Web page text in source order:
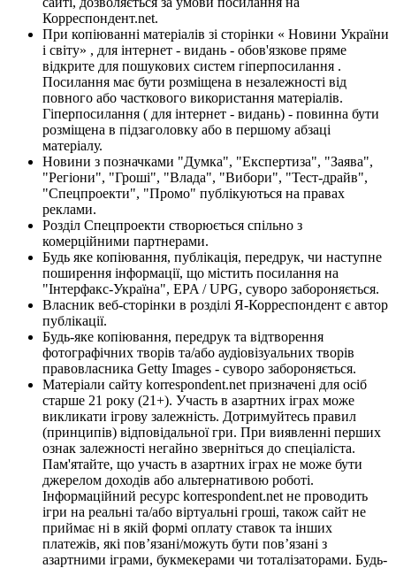
Корреспондент.net.
При копіюванні матеріалів зі сторінки « Новини України
і світу» , для інтернет - видань - обов'язкове пряме
відкрите для пошукових систем гіперпосилання .
Посилання має бути розміщена в незалежності від
повного або часткового використання матеріалів.
Гіперпосилання ( для інтернет - видань) - повинна бути
розміщена в підзаголовку або в першому абзаці
матеріалу.
Новини з позначками "Думка", "Експертиза", "Заява",
"Регіони", "Гроші", "Влада", "Вибори", "Тест-драйв",
"Спецпроекти", "Промо" публікуються на правах
реклами.
Розділ Спецпроекти створюється спільно з
комерційними партнерами.
Будь яке копіювання, публікація, передрук, чи наступне
поширення інформації, що містить посилання на
"Інтерфакс-Україна", EPA / UPG, суворо забороняється.
Власник веб-сторінки в розділі Я-Корреспондент є автор
публікації.
Будь-яке копіювання, передрук та відтворення
фотографічних творів та/або аудіовізуальних творів
правовласника Getty Images - суворо забороняється.
Матеріали сайту korrespondent.net призначені для осіб
старше 21 року (21+). Участь в азартних іграх може
викликати ігрову залежність. Дотримуйтесь правил
(принципів) відповідальної гри. При виявленні перших
ознак залежності негайно зверніться до спеціаліста.
Пам'ятайте, що участь в азартних іграх не може бути
джерелом доходів або альтернативою роботі.
Інформаційний ресурс korrespondent.net не проводить
ігри на реальні та/або віртуальні гроші, також сайт не
приймає ні в якій формі оплату ставок та інших
платежів, які пов’язані/можуть бути пов’язані з
азартними іграми, букмекерами чи тоталізаторами. Будь-